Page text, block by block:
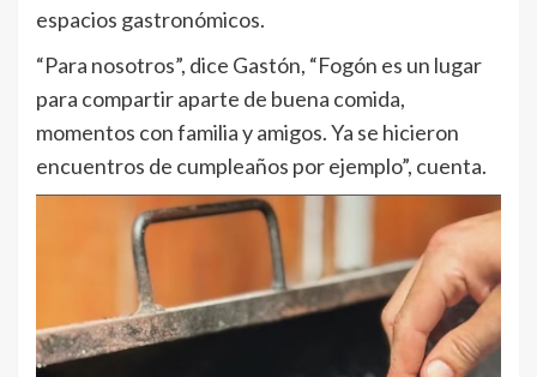
espacios gastronómicos.
“Para nosotros”, dice Gastón, “Fogón es un lugar
para compartir aparte de buena comida,
momentos con familia y amigos. Ya se hicieron
encuentros de cumpleaños por ejemplo”, cuenta.